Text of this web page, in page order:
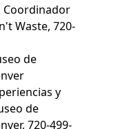
Coordinador
Waste, 720-
de
y
de
720-499-